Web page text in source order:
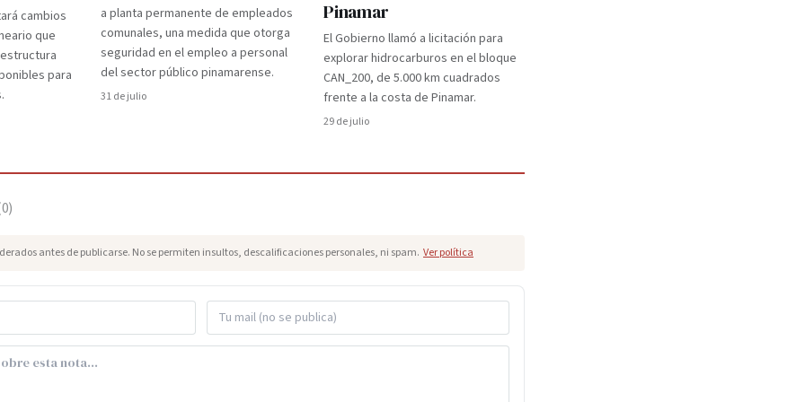
cambios
que
para
a planta permanente de empleados
comunales, una medida que otorga
seguridad en el empleo a personal
del sector público pinamarense.
31 de julio
Pinamar
El Gobierno llamó a licitación para
explorar hidrocarburos en el bloque
CAN_200, de 5.000 km cuadrados
frente a la costa de Pinamar.
29 de julio
0)
antes de publicarse. No se permiten insultos, descalificaciones personales, ni spam. Ver política